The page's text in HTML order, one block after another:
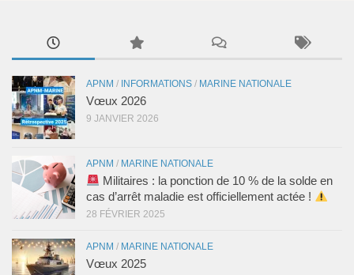
APNM / INFORMATIONS / MARINE NATIONALE
Vœux 2026
9 JANVIER 2026
APNM / MARINE NATIONALE
Militaires : la ponction de 10 % de la solde en
cas d’arrêt maladie est officiellement actée !
28 FÉVRIER 2025
APNM / MARINE NATIONALE
Vœux 2025